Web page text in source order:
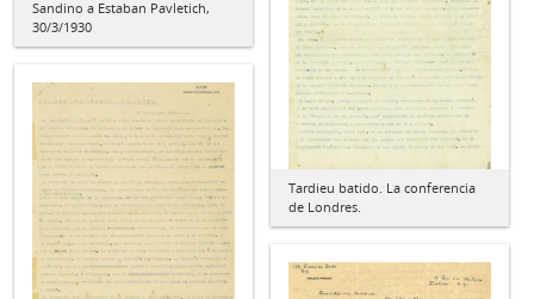
Sandino a Estaban Pavletich,
30/3/1930
Tardieu batido. La conferencia
de Londres.